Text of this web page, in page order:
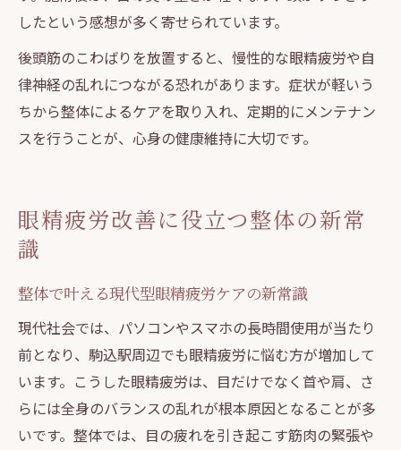
したという感想が多く寄せられています。
後頭筋のこわばりを放置すると、慢性的な眼精疲労や自
律神経の乱れにつながる恐れがあります。症状が軽いう
ちから整体によるケアを取り入れ、定期的にメンテナン
スを行うことが、心身の健康維持に大切です。
眼精疲労改善に役立つ整体の新常
識
整体で叶える現代型眼精疲労ケアの新常識
現代社会では、パソコンやスマホの長時間使用が当たり
前となり、駒込駅周辺でも眼精疲労に悩む方が増加して
います。こうした眼精疲労は、目だけでなく首や肩、さ
らには全身のバランスの乱れが根本原因となることが多
いです。整体では、目の疲れを引き起こす筋肉の緊張や